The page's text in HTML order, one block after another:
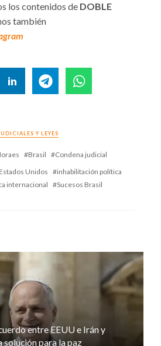
los contenidos de DOBLE
también
Y LEYES
Brasil
Condena judicial
Estados Unidos
inhabilitación política
internacional
Sucesos Brasil
entre EEUU e Irán y
solución para la paz